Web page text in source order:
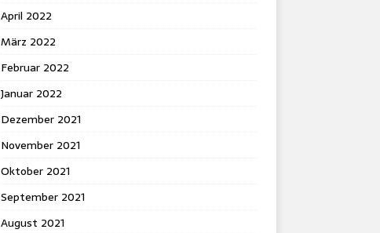
April 2022
März 2022
Februar 2022
Januar 2022
Dezember 2021
November 2021
Oktober 2021
September 2021
August 2021